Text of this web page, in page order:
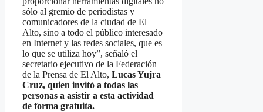
sólo al gremio de periodistas y
comunicadores de la ciudad de El
Alto, sino a todo el público interesado
en Internet y las redes sociales, que es
lo que se utiliza hoy”, señaló el
secretario ejecutivo de la Federación
de la Prensa de El Alto, Lucas Yujra
Cruz, quien invitó a todas las
personas a asistir a esta actividad
de forma gratuita.